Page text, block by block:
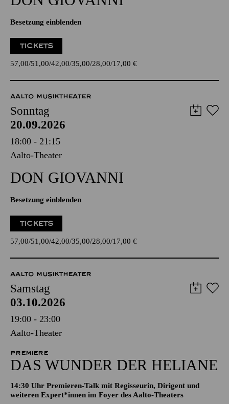
Besetzung einblenden
TICKETS
57,00 51,00 42,00 35,00 28,00 17,00 €
AALTO MUSIKTHEATER
Sonntag
20.09.2026
18:00 - 21:15
Aalto-Theater
DON GIO­VANNI
Besetzung einblenden
TICKETS
57,00 51,00 42,00 35,00 28,00 17,00 €
AALTO MUSIKTHEATER
Samstag
03.10.2026
19:00 - 23:00
Aalto-Theater
PREMIERE
DAS WUNDER DER HELIANE
14:30 Uhr Premieren-Talk mit Regisseurin, Dirigent und
weiteren Expert*innen im Foyer des Aalto-Theaters